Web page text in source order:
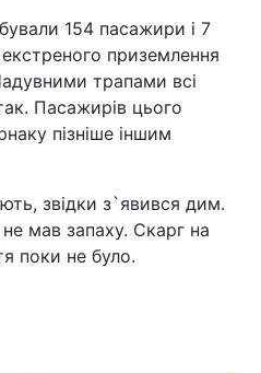
154 пасажири і 7
екстреного приземлення
трапами всі
Пасажирів цього
пізніше іншим
звідки з`явився дим.
мав запаху. Скарг на
поки не було.